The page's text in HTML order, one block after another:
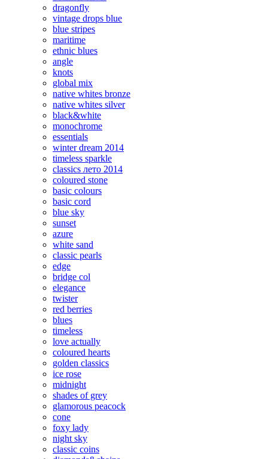
dragonfly
vintage drops blue
blue stripes
maritime
ethnic blues
angle
knots
global mix
native whites bronze
native whites silver
black&white
monochrome
essentials
winter dream 2014
timeless sparkle
classics лето 2014
coloured stone
basic colours
basic cord
blue sky
sunset
azure
white sand
classic pearls
edge
bridge col
elegance
twister
red berries
blues
timeless
love actually
coloured hearts
golden classics
ice rose
midnight
shades of grey
glamorous peacock
cone
foxy lady
night sky
classic coins